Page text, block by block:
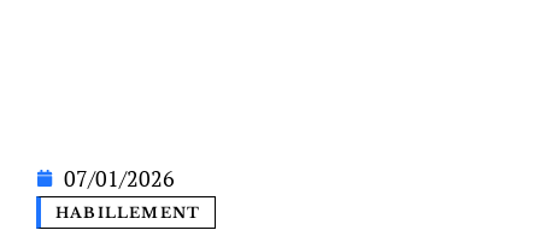
07/01/2026
HABILLEMENT